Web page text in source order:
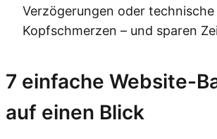
Verzögerungen oder technische
Kopfschmerzen – und sparen
7 einfache Website-
auf einen Blick